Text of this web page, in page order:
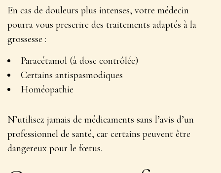
En cas de douleurs plus intenses, votre médecin
pourra vous prescrire des traitements adaptés à la
grossesse :
Paracétamol (à dose contrôlée)
Certains antispasmodiques
Homéopathie
N’utilisez jamais de médicaments sans l’avis d’un
professionnel de santé, car certains peuvent être
dangereux pour le fœtus.